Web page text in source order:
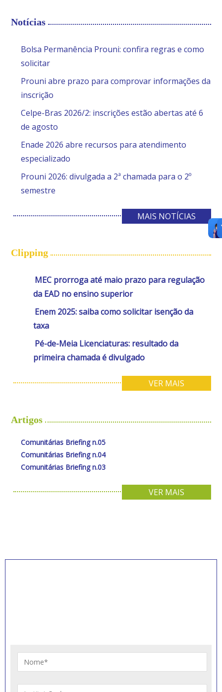
Notícias
Bolsa Permanência Prouni: confira regras e como
solicitar
Prouni abre prazo para comprovar informações da
inscrição
Celpe-Bras 2026/2: inscrições estão abertas até 6
de agosto
Enade 2026 abre recursos para atendimento
especializado
Prouni 2026: divulgada a 2ª chamada para o 2º
semestre
MAIS NOTÍCIAS
Clipping
MEC prorroga até maio prazo para regulação
da EAD no ensino superior
Enem 2025: saiba como solicitar isenção da
taxa
Pé-de-Meia Licenciaturas: resultado da
primeira chamada é divulgado
VER MAIS
Artigos
Comunitárias Briefing n.05
Comunitárias Briefing n.04
Comunitárias Briefing n.03
VER MAIS